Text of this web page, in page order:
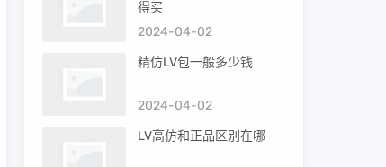
得买
2024-04-02
精仿LV包一般多少钱
2024-04-02
LV高仿和正品区别在哪